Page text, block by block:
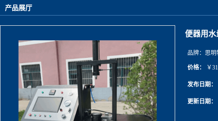
产品展厅
便器用水
品牌： 思明
价格： ￥
发布日期：
更新日期：